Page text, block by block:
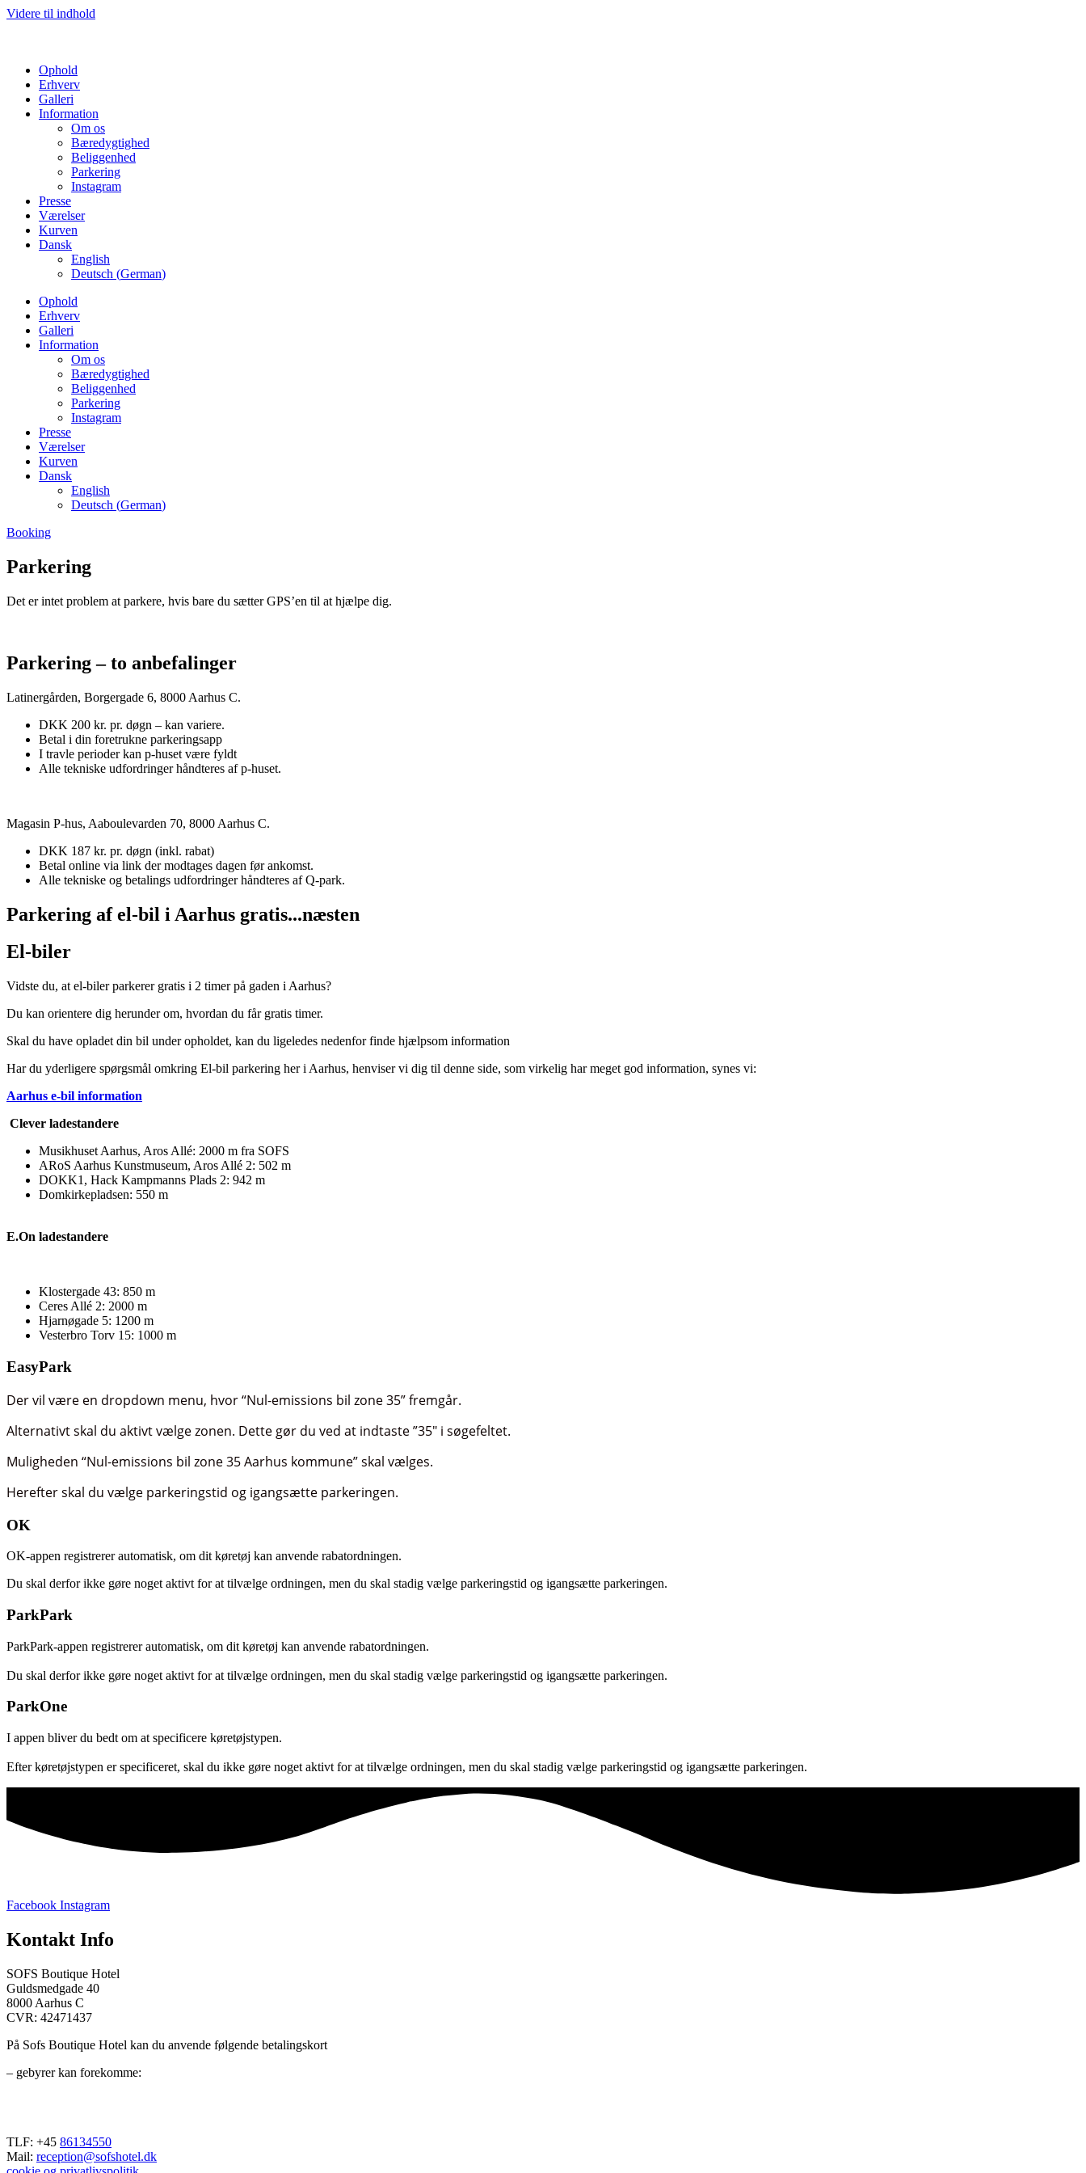
Videre til indhold
Ophold
Erhverv
Galleri
Information
Om os
Bæredygtighed
Beliggenhed
Parkering
Instagram
Presse
Værelser
Kurven
Dansk
English
Deutsch (German)
Ophold
Erhverv
Galleri
Information
Om os
Bæredygtighed
Beliggenhed
Parkering
Instagram
Presse
Værelser
Kurven
Dansk
English
Deutsch (German)
Booking
Parkering
Det er intet problem at parkere, hvis bare du sætter GPS’en til at hjælpe dig.
Parkering – to anbefalinger
Latinergården, Borgergade 6, 8000 Aarhus C.
DKK 200 kr. pr. døgn – kan variere.
Betal i din foretrukne parkeringsapp
I travle perioder kan p-huset være fyldt
Alle tekniske udfordringer håndteres af p-huset.
Magasin P-hus, Aaboulevarden 70, 8000 Aarhus C.
DKK 187 kr. pr. døgn (inkl. rabat)
Betal online via link der modtages dagen før ankomst.
Alle tekniske og betalings udfordringer håndteres af Q-park.
Parkering af el-bil i Aarhus gratis...næsten
El-biler
Vidste du, at el-biler parkerer gratis i 2 timer på gaden i Aarhus?
Du kan orientere dig herunder om, hvordan du får gratis timer.
Skal du have opladet din bil under opholdet, kan du ligeledes nedenfor finde hjælpsom information
Har du yderligere spørgsmål omkring El-bil parkering her i Aarhus, henviser vi dig til denne side, som virkelig har meget god information, synes vi:
Aarhus e-bil information
Clever ladestandere
Musikhuset Aarhus, Aros Allé: 2000 m fra SOFS
ARoS Aarhus Kunstmuseum, Aros Allé 2: 502 m
DOKK1, Hack Kampmanns Plads 2: 942 m
Domkirkepladsen: 550 m
E.On ladestandere
Klostergade 43: 850 m
Ceres Allé 2: 2000 m
Hjarnøgade 5: 1200 m
Vesterbro Torv 15: 1000 m
EasyPark
Der vil være en dropdown menu, hvor “Nul-emissions bil zone 35” fremgår.
Alternativt skal du aktivt vælge zonen. Dette gør du ved at indtaste ”35″ i søgefeltet.
Muligheden “Nul-emissions bil zone 35 Aarhus kommune” skal vælges.
Herefter skal du vælge parkeringstid og igangsætte parkeringen.
OK
OK-appen registrerer automatisk, om dit køretøj kan anvende rabatordningen.
Du skal derfor ikke gøre noget aktivt for at tilvælge ordningen, men du skal stadig vælge parkeringstid og igangsætte parkeringen.
ParkPark
ParkPark-appen registrerer automatisk, om dit køretøj kan anvende rabatordningen.
Du skal derfor ikke gøre noget aktivt for at tilvælge ordningen, men du skal stadig vælge parkeringstid og igangsætte parkeringen.
ParkOne
I appen bliver du bedt om at specificere køretøjstypen.
Efter køretøjstypen er specificeret, skal du ikke gøre noget aktivt for at tilvælge ordningen, men du skal stadig vælge parkeringstid og igangsætte parkeringen.
Facebook Instagram
Kontakt Info
SOFS Boutique Hotel
Guldsmedgade 40
8000 Aarhus C
CVR: 42471437
På Sofs Boutique Hotel kan du anvende følgende betalingskort
– gebyrer kan forekomme:
TLF: +45 86134550
Mail: reception@sofshotel.dk